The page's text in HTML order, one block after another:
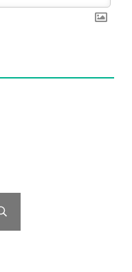
Submit search